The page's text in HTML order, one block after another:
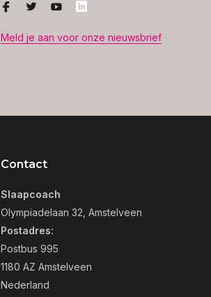
Meld je aan voor onze nieuwsbrief
Contact
Slaapcoach
Olympiadelaan 32, Amstelveen
Postadres:
Postbus 995
1180 AZ Amstelveen
Nederland